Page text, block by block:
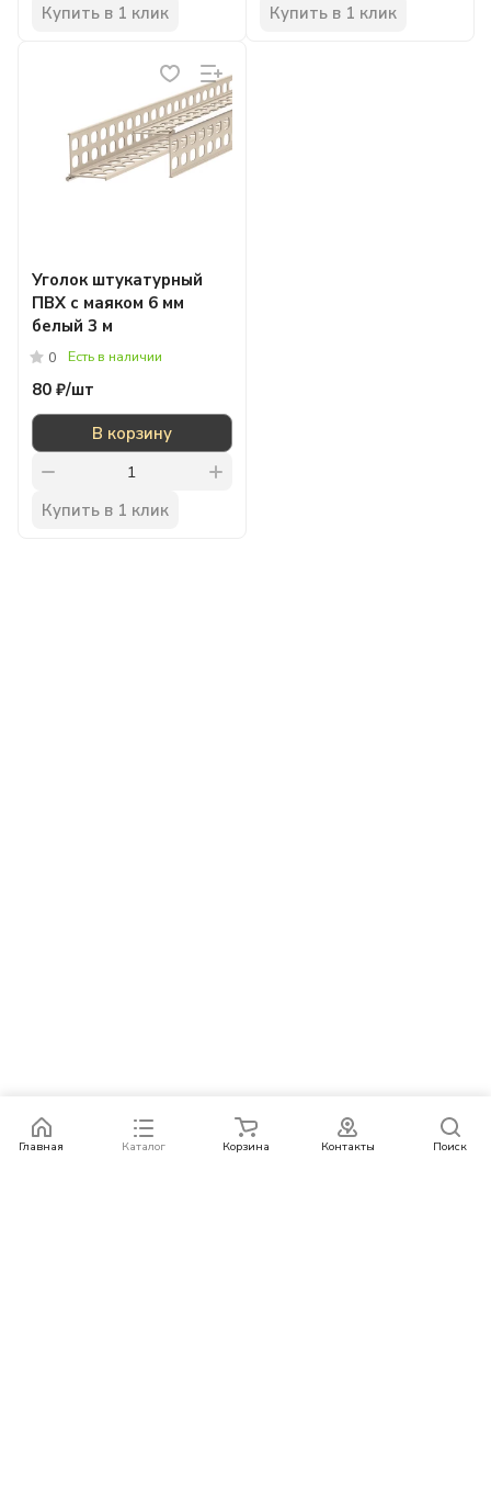
Купить в 1 клик Купить в 1 клик
Уголок штукатурный
ПВХ с маяком 6 мм
белый 3 м
0 Есть в наличии
80 ₽/шт
В корзину
Купить в 1 клик
Главная Каталог Корзина Контакты Поиск